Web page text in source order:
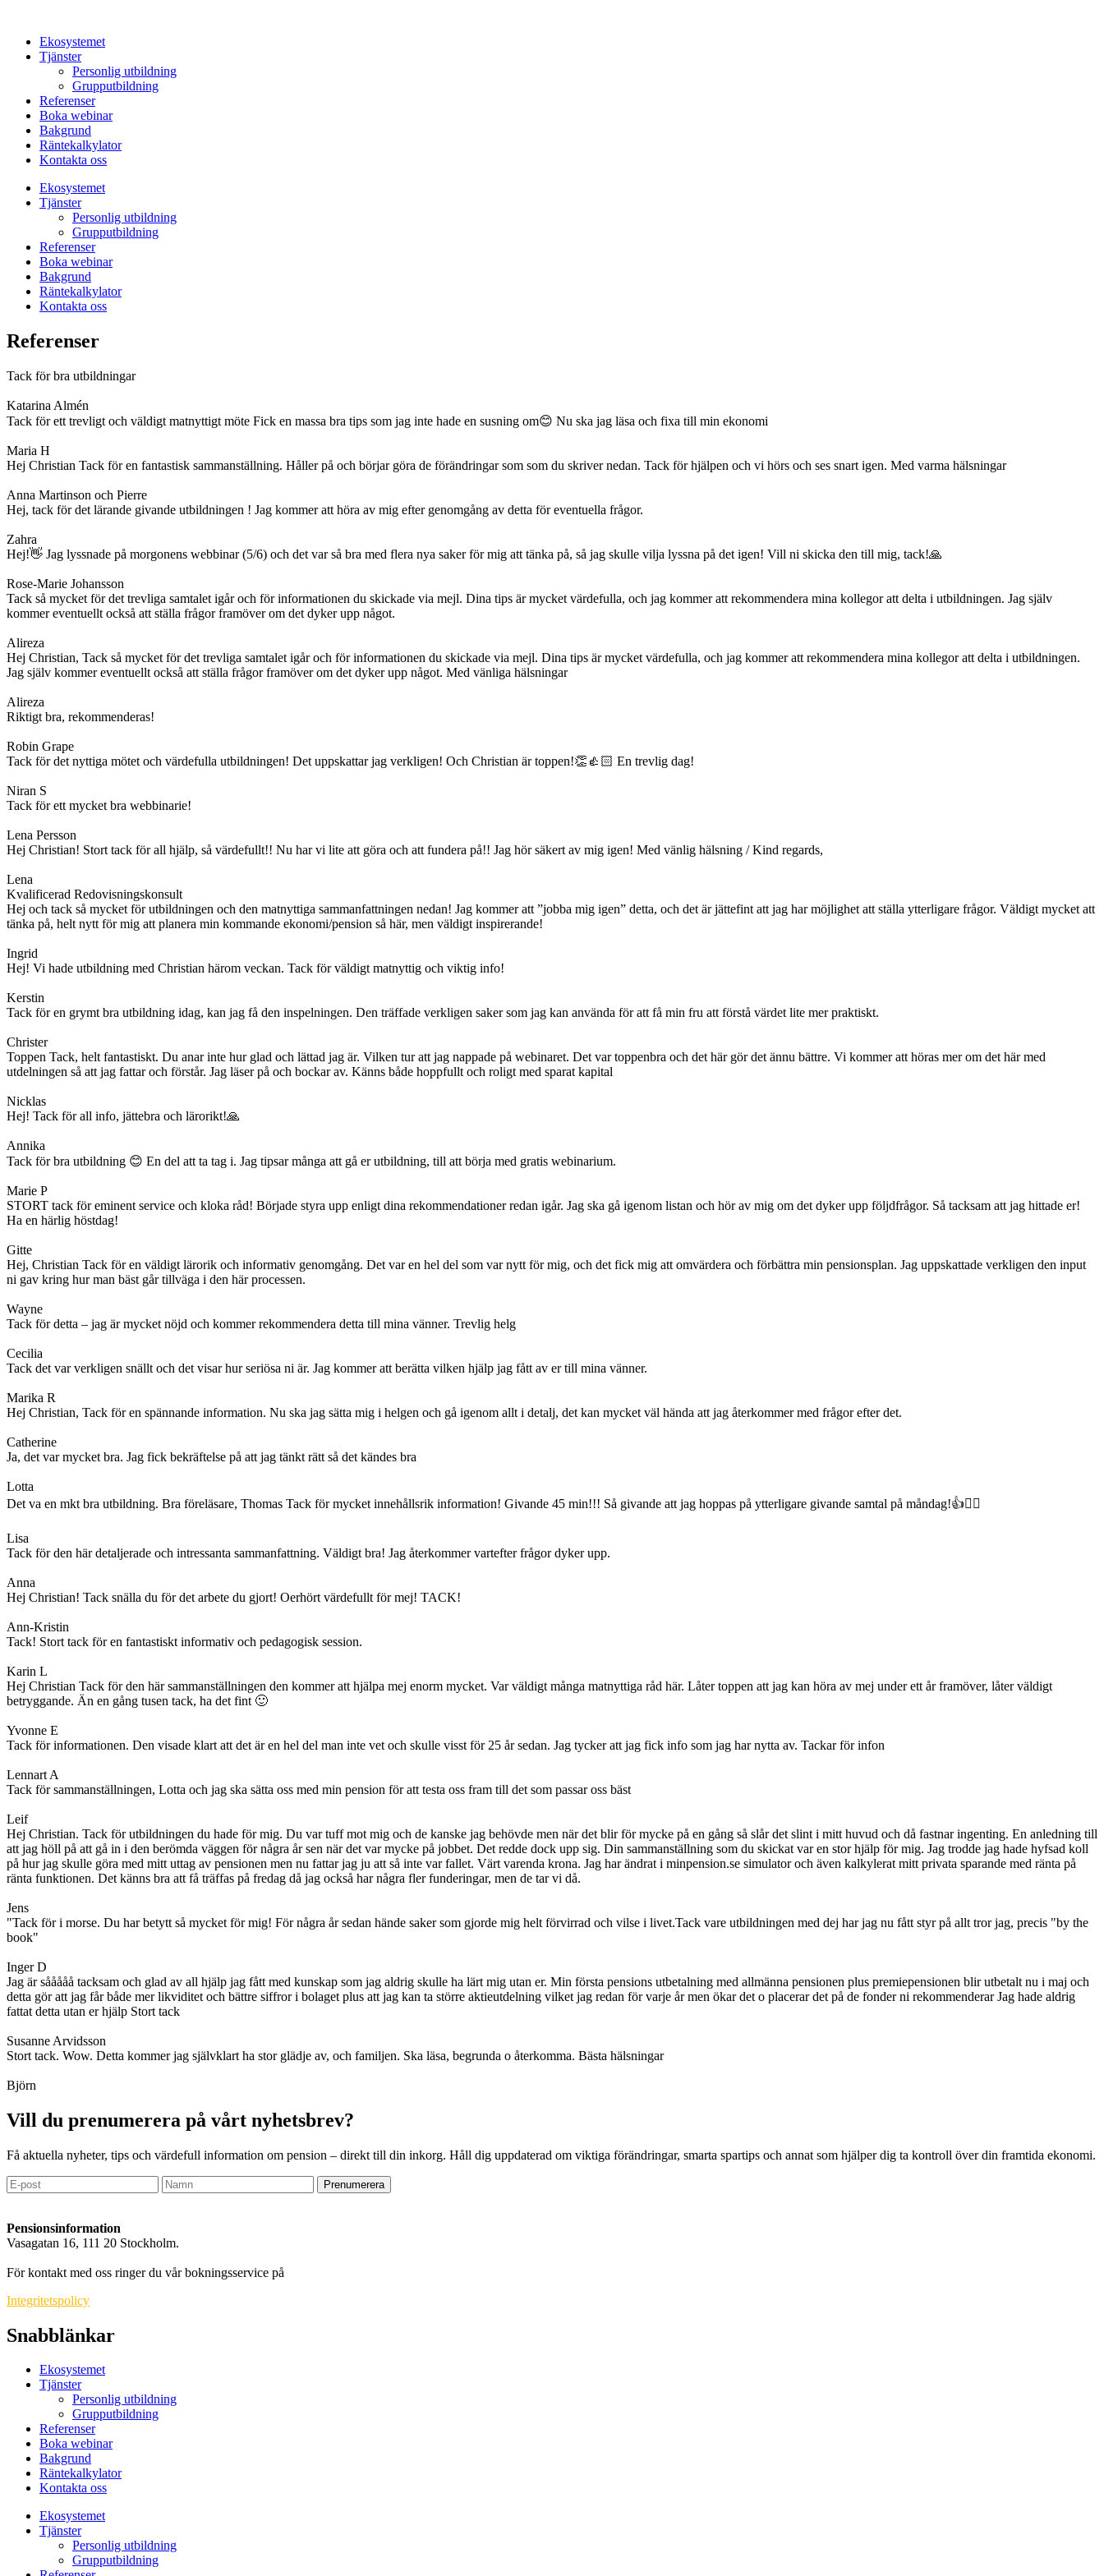
innehållEkosystemet
Tjänster
Personlig utbildning
Grupputbildning
Referenser
Boka webinar
Bakgrund
Räntekalkylator
Kontakta oss
Ekosystemet
Tjänster
Personlig utbildning
Grupputbildning
Referenser
Boka webinar
Bakgrund
Räntekalkylator
Kontakta oss
Referenser
Tack för bra utbildningar
Katarina Almén
Tack för ett trevligt och väldigt matnyttigt möte Fick en massa bra tips som jag inte hade en susning om😊 Nu ska jag läsa och fixa till min ekonomi
Maria H
Hej Christian Tack för en fantastisk sammanställning. Håller på och börjar göra de förändringar som som du skriver nedan. Tack för hjälpen och vi hörs och ses snart igen. Med varma hälsningar
Anna Martinson och Pierre
Hej, tack för det lärande givande utbildningen ! Jag kommer att höra av mig efter genomgång av detta för eventuella frågor.
Zahra
Hej!👋 Jag lyssnade på morgonens webbinar (5/6) och det var så bra med flera nya saker för mig att tänka på, så jag skulle vilja lyssna på det igen! Vill ni skicka den till mig, tack!🙏
Rose-Marie Johansson
Tack så mycket för det trevliga samtalet igår och för informationen du skickade via mejl. Dina tips är mycket värdefulla, och jag kommer att rekommendera mina kollegor att delta i utbildningen. Jag själv
kommer eventuellt också att ställa frågor framöver om det dyker upp något.
Alireza
Hej Christian, Tack så mycket för det trevliga samtalet igår och för informationen du skickade via mejl. Dina tips är mycket värdefulla, och jag kommer att rekommendera mina kollegor att delta i utbildningen.
Jag själv kommer eventuellt också att ställa frågor framöver om det dyker upp något. Med vänliga hälsningar
Alireza
Riktigt bra, rekommenderas!
Robin Grape
Tack för det nyttiga mötet och värdefulla utbildningen! Det uppskattar jag verkligen! Och Christian är toppen!👏👍🏻 En trevlig dag!
Niran S
Tack för ett mycket bra webbinarie!
Lena Persson
Hej Christian! Stort tack för all hjälp, så värdefullt!! Nu har vi lite att göra och att fundera på!! Jag hör säkert av mig igen! Med vänlig hälsning / Kind regards,
Lena
Kvalificerad Redovisningskonsult
Hej och tack så mycket för utbildningen och den matnyttiga sammanfattningen nedan! Jag kommer att ”jobba mig igen” detta, och det är jättefint att jag har möjlighet att ställa ytterligare frågor. Väldigt mycket att
tänka på, helt nytt för mig att planera min kommande ekonomi/pension så här, men väldigt inspirerande!
Ingrid
Hej! Vi hade utbildning med Christian härom veckan. Tack för väldigt matnyttig och viktig info!
Kerstin
Tack för en grymt bra utbildning idag, kan jag få den inspelningen. Den träffade verkligen saker som jag kan använda för att få min fru att förstå värdet lite mer praktiskt.
Christer
Toppen Tack, helt fantastiskt. Du anar inte hur glad och lättad jag är. Vilken tur att jag nappade på webinaret. Det var toppenbra och det här gör det ännu bättre. Vi kommer att höras mer om det här med
utdelningen så att jag fattar och förstår. Jag läser på och bockar av. Känns både hoppfullt och roligt med sparat kapital
Nicklas
Hej! Tack för all info, jättebra och lärorikt!🙏
Annika
Tack för bra utbildning 😊 En del att ta tag i. Jag tipsar många att gå er utbildning, till att börja med gratis webinarium.
Marie P
STORT tack för eminent service och kloka råd! Började styra upp enligt dina rekommendationer redan igår. Jag ska gå igenom listan och hör av mig om det dyker upp följdfrågor. Så tacksam att jag hittade er!
Ha en härlig höstdag!
Gitte
Hej, Christian Tack för en väldigt lärorik och informativ genomgång. Det var en hel del som var nytt för mig, och det fick mig att omvärdera och förbättra min pensionsplan. Jag uppskattade verkligen den input
ni gav kring hur man bäst går tillväga i den här processen.
Wayne
Tack för detta – jag är mycket nöjd och kommer rekommendera detta till mina vänner. Trevlig helg
Cecilia
Tack det var verkligen snällt och det visar hur seriösa ni är. Jag kommer att berätta vilken hjälp jag fått av er till mina vänner.
Marika R
Hej Christian, Tack för en spännande information. Nu ska jag sätta mig i helgen och gå igenom allt i detalj, det kan mycket väl hända att jag återkommer med frågor efter det.
Catherine
Ja, det var mycket bra. Jag fick bekräftelse på att jag tänkt rätt så det kändes bra
Lotta
Det va en mkt bra utbildning. Bra föreläsare, Thomas Tack för mycket innehållsrik information! Givande 45 min!!! Så givande att jag hoppas på ytterligare givande samtal på måndag!👍🙋‍♀️
Lisa
Tack för den här detaljerade och intressanta sammanfattning. Väldigt bra! Jag återkommer vartefter frågor dyker upp.
Anna
Hej Christian! Tack snälla du för det arbete du gjort! Oerhört värdefullt för mej! TACK!
Ann-Kristin
Tack! Stort tack för en fantastiskt informativ och pedagogisk session.
Karin L
Hej Christian Tack för den här sammanställningen den kommer att hjälpa mej enorm mycket. Var väldigt många matnyttiga råd här. Låter toppen att jag kan höra av mej under ett år framöver, låter väldigt
betryggande. Än en gång tusen tack, ha det fint 🙂
Yvonne E
Tack för informationen. Den visade klart att det är en hel del man inte vet och skulle visst för 25 år sedan. Jag tycker att jag fick info som jag har nytta av. Tackar för infon
Lennart A
Tack för sammanställningen, Lotta och jag ska sätta oss med min pension för att testa oss fram till det som passar oss bäst
Leif
Hej Christian. Tack för utbildningen du hade för mig. Du var tuff mot mig och de kanske jag behövde men när det blir för mycke på en gång så slår det slint i mitt huvud och då fastnar ingenting. En anledning till
att jag höll på att gå in i den berömda väggen för några år sen när det var mycke på jobbet. Det redde dock upp sig. Din sammanställning som du skickat var en stor hjälp för mig. Jag trodde jag hade hyfsad koll
på hur jag skulle göra med mitt uttag av pensionen men nu fattar jag ju att så inte var fallet. Värt varenda krona. Jag har ändrat i minpension.se simulator och även kalkylerat mitt privata sparande med ränta på
ränta funktionen. Det känns bra att få träffas på fredag då jag också har några fler funderingar, men de tar vi då.
Jens
"Tack för i morse. Du har betytt så mycket för mig! För några år sedan hände saker som gjorde mig helt förvirrad och vilse i livet.Tack vare utbildningen med dej har jag nu fått styr på allt tror jag, precis "by the
book"
Inger D
Jag är sååååå tacksam och glad av all hjälp jag fått med kunskap som jag aldrig skulle ha lärt mig utan er. Min första pensions utbetalning med allmänna pensionen plus premiepensionen blir utbetalt nu i maj och
detta gör att jag får både mer likviditet och bättre siffror i bolaget plus att jag kan ta större aktieutdelning vilket jag redan för varje år men ökar det o placerar det på de fonder ni rekommenderar Jag hade aldrig
fattat detta utan er hjälp Stort tack
Susanne Arvidsson
Stort tack. Wow. Detta kommer jag självklart ha stor glädje av, och familjen. Ska läsa, begrunda o återkomma. Bästa hälsningar
Björn
Vill du prenumerera på vårt nyhetsbrev?
Få aktuella nyheter, tips och värdefull information om pension – direkt till din inkorg. Håll dig uppdaterad om viktiga förändringar, smarta spartips och annat som hjälper dig ta kontroll över din framtida ekonomi.
Prenumerera
Pensionsinformation
Vasagatan 16, 111 20 Stockholm.
För kontakt med oss ringer du vår bokningsservice på
Integritetspolicy
Snabblänkar
Ekosystemet
Tjänster
Personlig utbildning
Grupputbildning
Referenser
Boka webinar
Bakgrund
Räntekalkylator
Kontakta oss
Ekosystemet
Tjänster
Personlig utbildning
Grupputbildning